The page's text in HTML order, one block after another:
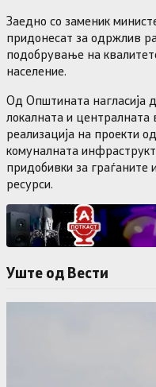
Заедно со заменик
придонесат за одржлив
подобрување на
население.
Од Општината нагласија
локалната и централната
реализација на проекти
комуналната
придобивки за
ресурси.
Уште од Вести